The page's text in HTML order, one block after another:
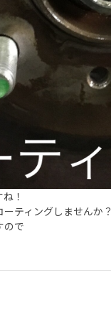
！
ティングしませんか？
ので